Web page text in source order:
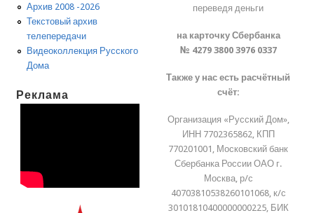
Архив 2008 -2026
Текстовый архив
телепередачи
Видеоколлекция Русского
Дома
Реклама
переведя деньги
на карточку Сбербанка
№ 4279 3800 3976 0337
Также у нас есть расчётный
счёт:
Организация «Русский Дом»,
ИНН 7702365862, КПП
770201001, Московский банк
Сбербанка России ОАО г.
Москва, р/с
40703810538260101068, к/с
30101810400000000225, БИК